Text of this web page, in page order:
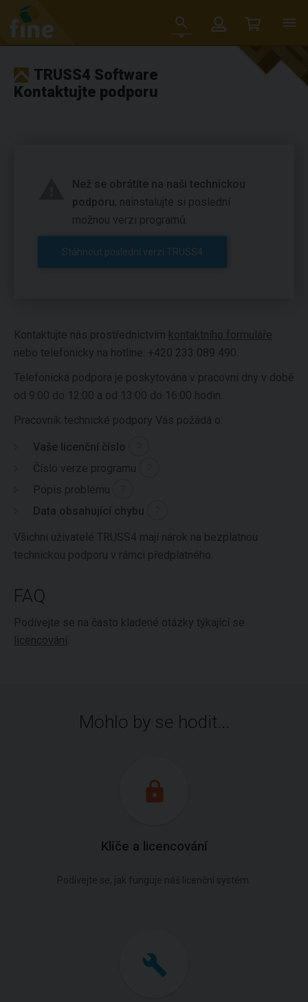
TRUSS4 Software
Kontaktujte podporu
Než se obrátíte na naši technickou
podporu, nainstalujte si poslední
možnou verzi programů.
Stáhnout poslední verzi TRUSS4
Kontaktujte nás prostřednictvím kontaktního formuláře
nebo telefonicky na hotline: +420 233 089 490.
Telefonická podpora je poskytována v pracovní dny v době
od 9:00 do 12:00 a od 13:00 do 16:00 hodin.
Pracovník technické podpory Vás požádá o:
Vaše licenční číslo
Číslo verze programu
Popis problému
Data obsahující chybu
Všichni uživatelé TRUSS4 mají nárok na bezplatnou
technickou podporu v rámci předplatného.
FAQ
Podívejte se na často kladené otázky týkající se
licencování
Mohlo by se hodit...
Klíče a licencování